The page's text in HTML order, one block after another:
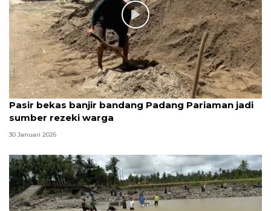
Pasir bekas banjir bandang Padang Pariaman jadi
sumber rezeki warga
30 Januari 2026